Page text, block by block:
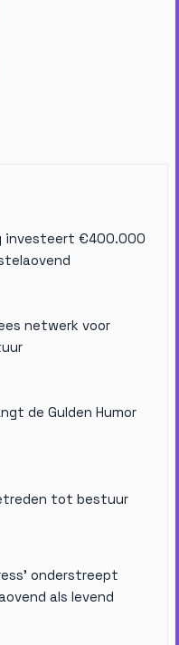
investeert €400.000
netwerk voor
de Gulden Humor
tot bestuur
onderstreept
als levend